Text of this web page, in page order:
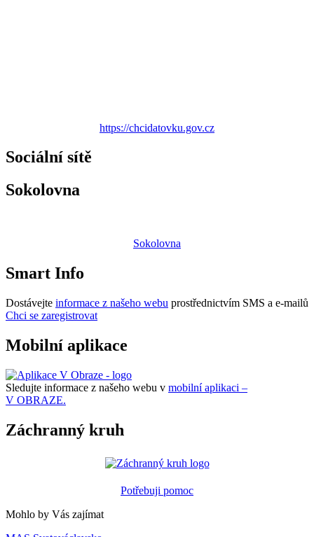
https://chcidatovku.gov.cz
Sociální sítě
Sokolovna
Sokolovna
Smart Info
Dostávejte informace z našeho webu prostřednictvím SMS a e-mailů
Chci se zaregistrovat
Mobilní aplikace
Sledujte informace z našeho webu v mobilní aplikaci –
V OBRAZE.
Záchranný kruh
Potřebuji pomoc
Mohlo by Vás zajímat